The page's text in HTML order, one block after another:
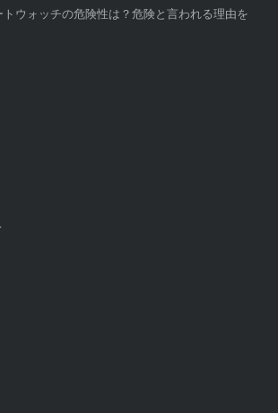
ウォッチの危険性は？危険と言われる理由を